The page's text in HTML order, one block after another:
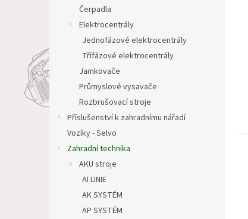
Čerpadla
Elektrocentrály
Jednofázové elektrocentrály
Třífázové elektrocentrály
Jamkovače
Průmyslové vysavače
Rozbrušovací stroje
Příslušenství k zahradnímu nářadí
Vozíky - Selvo
Zahradní technika
AKU stroje
AI LINIE
AK SYSTÉM
AP SYSTÉM